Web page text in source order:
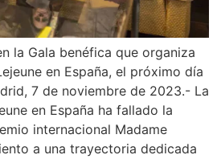
la Gala benéfica que organiza
en España, el próximo día
7 de noviembre de 2023.- La
en España ha fallado la
internacional Madame
a una trayectoria dedicada